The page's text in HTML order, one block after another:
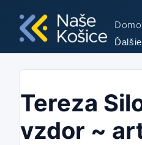
Tereza
vzdor ~